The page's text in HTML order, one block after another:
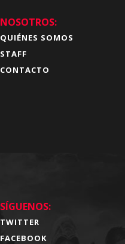
NOSOTROS:
QUIÉNES SOMOS
STAFF
CONTACTO
SÍGUENOS:
TWITTER
FACEBOOK